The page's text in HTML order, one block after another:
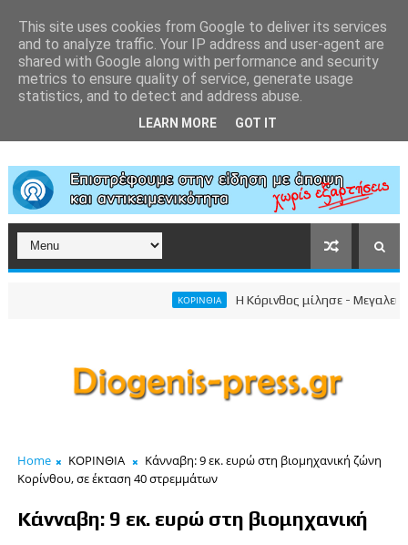
ΚΟΡΙΝΘΙΑ Η Κόρινθος μίλησε - Μεγαλειώδης
Home ΚΟΡΙΝΘΙΑ
Κάνναβη: 9 εκ. ευρώ στη βιομηχανική ζώνη
Κορίνθου, σε έκταση 40 στρεμμάτων
Κάνναβη: 9 εκ. ευρώ στη βιομηχανική
This site uses cookies from Google to deliver its services
and to analyze traffic. Your IP address and user-agent are
shared with Google along with performance and security
metrics to ensure quality of service, generate usage
statistics, and to detect and address abuse.
LEARN MORE GOT IT